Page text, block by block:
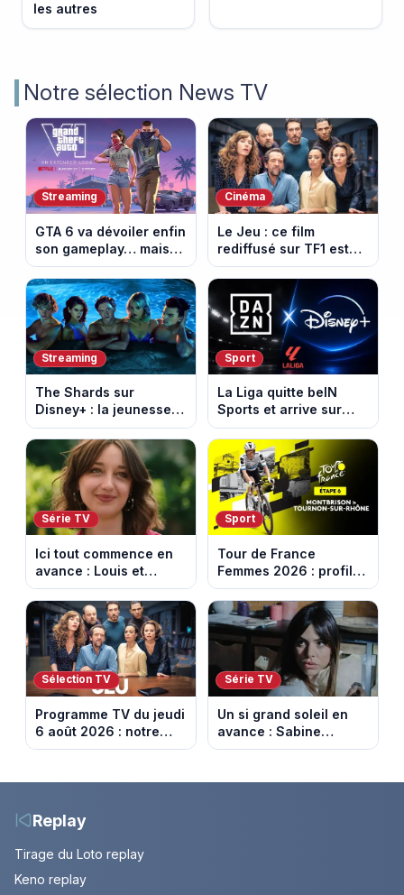
les autres
Notre sélection News TV
Streaming
GTA 6 va dévoiler enfin
son gameplay… mais
d’abord sur Netflix
Cinéma
Le Jeu : ce film
rediffusé sur TF1 est
adapté d’un succès
italien devenu un
phénomène mondial
Streaming
The Shards sur
Disney+ : la jeunesse
dorée de Los Angeles
face à un tueur dans
les années 80
Sport
La Liga quitte beIN
Sports et arrive sur
DAZN et Disney+ en
France
Série TV
Ici tout commence en
avance : Louis et
Jasmine enfin en
couple. Episode du 7
août 2026 (spoiler)
Sport
Tour de France
Femmes 2026 : profil
et horaires de la 6e
étape entre
Montbrison et
Tournon-sur-Rhône
Sélection TV
Programme TV du jeudi
6 août 2026 : notre
sélection pour votre
Série TV
Un si grand soleil en
avance : Sabine
menacée par Céleste.
2026 (spoiler).
Replay
Tirage du Loto replay
Keno replay